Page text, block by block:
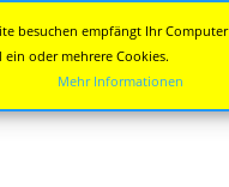
besuchen empfängt Ihr Computer
ein oder mehrere Cookies.
Mehr Informationen